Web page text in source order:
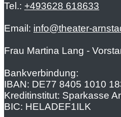
Tel.: +493628 618633
Email: info@theater-
Frau Martina Lang -
Bankverbindung:
IBAN: DE77 8405 1010
Kreditinstitut: Sparkasse
BIC: HELADEF1ILK